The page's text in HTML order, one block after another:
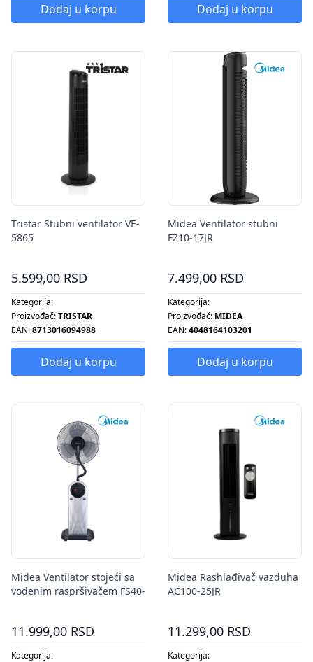
Dodaj u korpu Dodaj u korpu
Tristar Stubni ventilator VE-
5865
5.599,00 RSD
Kategorija:
Proizvođač:TRISTAR
EAN:8713016094988
Dodaj u korpu
Midea Ventilator stubni
FZ10-17JR
7.499,00 RSD
Kategorija:
Proizvođač: MIDEA
EAN:4048164103201
Dodaj u korpu
Midea Ventilator stojeći sa
vodenim raspršivačem FS40-
11.999,00 RSD
Kategorija:
Midea Rashlađivač vazduha
AC100-25JR
11.299,00 RSD
Kategorija: